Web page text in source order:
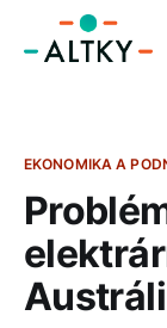
EKONOMIKA A